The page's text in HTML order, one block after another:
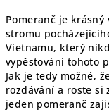
Pomeranč je
stromu
Vietnamu, který
vypěstování tohoto
Jak je tedy možné,
rozdávání a roste si
jeden pomeranč